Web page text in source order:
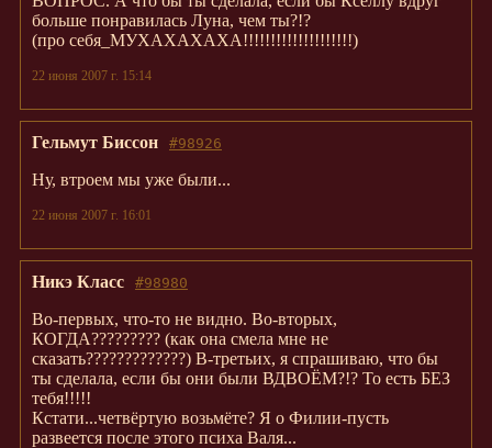
больше понравилась Луна, чем ты?!?
(про себя_МУХАХАХАХА!!!!!!!!!!!!!!!!!!!!)
22 июня 2007 г. 15:14
#98926
Гельмут Биссон
Ну, втроем мы уже были...
22 июня 2007 г. 16:01
#98980
Никэ Класс
Во-первых, что-то не видно. Во-вторых,
КОГДА????????? (как она смела мне не
сказать?????????????) В-третьих, я спрашиваю, что бы
ты сделала, если бы они были ВДВОЁМ?!? То есть БЕЗ
тебя!!!!!
Кстати...четвёртую возьмёте? Я о Филии-пусть
развеется после этого психа Валя...